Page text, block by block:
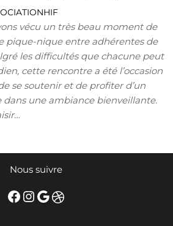
vécu un très beau moment de
pique-nique entre adhérentes de
les difficultés que chacune peut
cette rencontre a été l’occasion
se soutenir et de profiter d’un
une ambiance bienveillante.
Nous suivre
Facebook
Instagram
Google
Dribbble